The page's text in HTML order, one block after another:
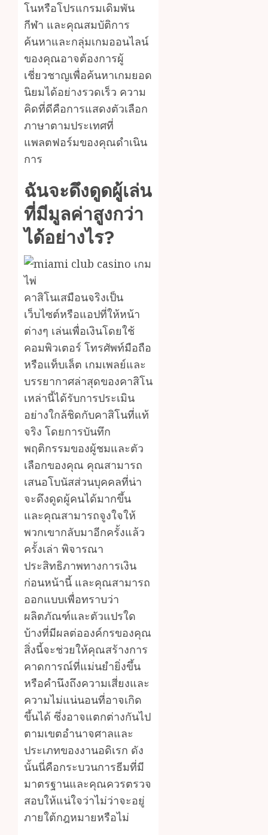
โนหรือโปรแกรมเดิมพัน
กีฬา และคุณสมบัติการ
ค้นหาและกลุ่มเกมออนไลน์
ของคุณอาจต้องการผู้
เชี่ยวชาญเพื่อค้นหาเกมยอด
นิยมได้อย่างรวดเร็ว ความ
คิดที่ดีคือการแสดงตัวเลือก
ภาษาตามประเทศที่
แพลตฟอร์มของคุณดำเนิน
การ
ฉันจะดึงดูดผู้เล่น
ที่มีมูลค่าสูงกว่า
ได้อย่างไร?
คาสิโนเสมือนจริงเป็น
เว็บไซต์หรือแอปที่ให้หน้า
ต่างๆ เล่นเพื่อเงินโดยใช้
คอมพิวเตอร์ โทรศัพท์มือถือ
หรือแท็บเล็ต เกมเพลย์และ
บรรยากาศล่าสุดของคาสิโน
เหล่านี้ได้รับการประเมิน
อย่างใกล้ชิดกับคาสิโนที่แท้
จริง โดยการบันทึก
พฤติกรรมของผู้ชมและตัว
เลือกของคุณ คุณสามารถ
เสนอโบนัสส่วนบุคคลที่น่า
จะดึงดูดผู้คนได้มากขึ้น
และคุณสามารถจูงใจให้
พวกเขากลับมาอีกครั้งแล้ว
ครั้งเล่า พิจารณา
ประสิทธิภาพทางการเงิน
ก่อนหน้านี้ และคุณสามารถ
ออกแบบเพื่อทราบว่า
ผลิตภัณฑ์และตัวแปรใด
บ้างที่มีผลต่อองค์กรของคุณ
สิ่งนี้จะช่วยให้คุณสร้างการ
คาดการณ์ที่แม่นยำยิ่งขึ้น
หรือคำนึงถึงความเสี่ยงและ
ความไม่แน่นอนที่อาจเกิด
ขึ้นได้ ซึ่งอาจแตกต่างกันไป
ตามเขตอำนาจศาลและ
ประเภทของงานอดิเรก ดัง
นั้นนี่คือกระบวนการธีมที่มี
มาตรฐานและคุณควรตรวจ
สอบให้แน่ใจว่าไม่ว่าจะอยู่
ภายใต้กฎหมายหรือไม่